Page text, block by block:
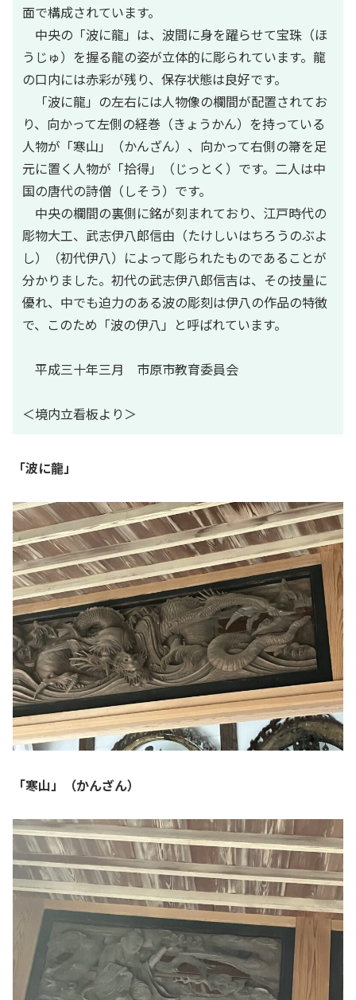
面で構成されています。
中央の「波に龍」は、波間に身を躍らせて宝珠（ほ
うじゅ）を握る龍の姿が立体的に彫られています。龍
の口内には赤彩が残り、保存状態は良好です。
「波に龍」の左右には人物像の欄間が配置されてお
り、向かって左側の経巻（きょうかん）を持っている
人物が「寒山」（かんざん）、向かって右側の箒を足
元に置く人物が「拾得」（じっとく）です。二人は中
国の唐代の詩僧（しそう）です。
中央の欄間の裏側に銘が刻まれており、江戸時代の
彫物大工、武志伊八郎信由（たけしいはちろうのぶよ
し）（初代伊八）によって彫られたものであることが
分かりました。初代の武志伊八郎信吉は、その技量に
優れ、中でも迫力のある波の彫刻は伊八の作品の特徴
で、このため「波の伊八」と呼ばれています。
平成三十年三月 市原市教育委員会
＜境内立看板より＞
「波に龍」
「寒山」（かんざん）